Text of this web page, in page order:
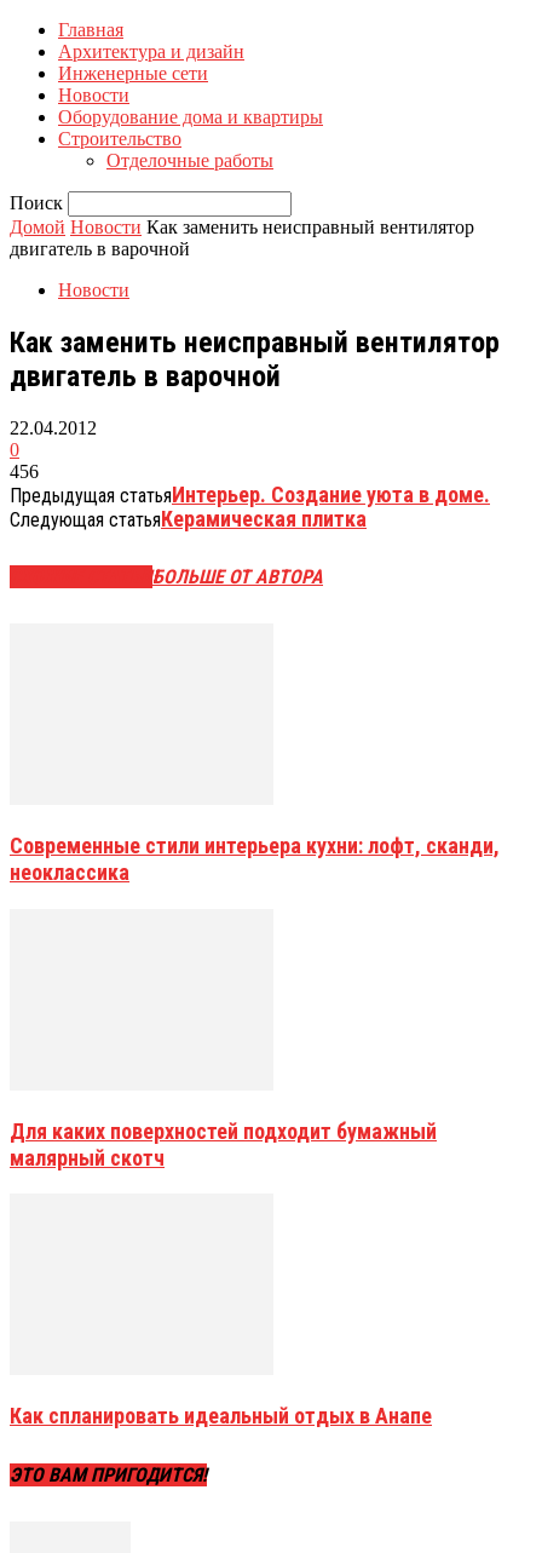
Главная
Архитектура и дизайн
Инженерные сети
Новости
Оборудование дома и квартиры
Строительство
Отделочные работы
Поиск
Домой Новости Как заменить неисправный вентилятор
двигатель в варочной
Новости
Как заменить неисправный вентилятор
двигатель в варочной
22.04.2012
0
456
Предыдущая статьяИнтерьер. Создание уюта в доме.
Следующая статьяКерамическая плитка
БОЛЬШЕ ОТ АВТОРА
Современные стили интерьера кухни: лофт, сканди,
неоклассика
Для каких поверхностей подходит бумажный
малярный скотч
Как спланировать идеальный отдых в Анапе
ЭТО ВАМ ПРИГОДИТСЯ!